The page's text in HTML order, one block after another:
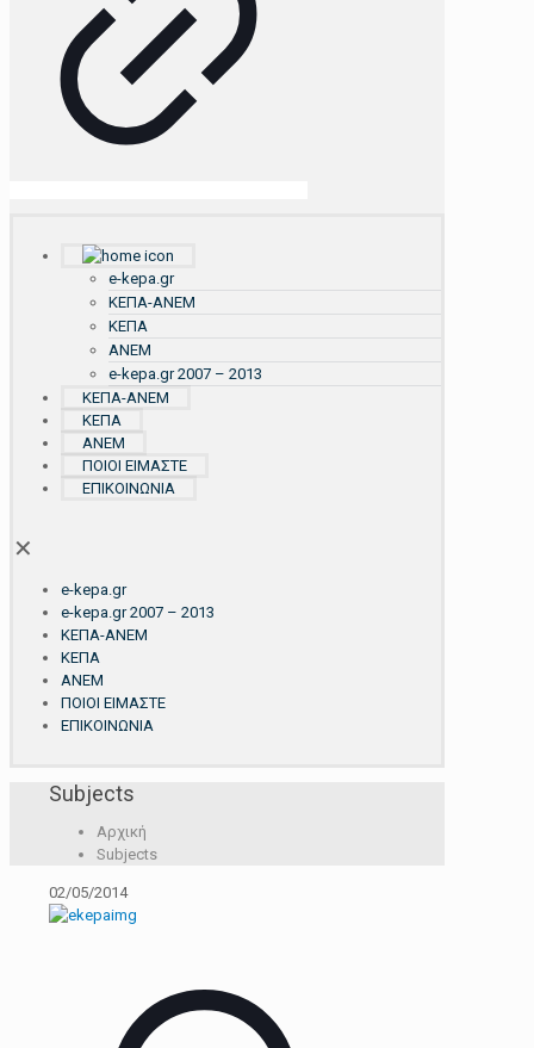
e-kepa.gr
ΚΕΠΑ-ΑΝΕΜ
ΚΕΠΑ
ΑΝΕΜ
e-kepa.gr 2007 – 2013
ΚΕΠΑ-ΑΝΕΜ
ΚΕΠΑ
ΑΝΕΜ
ΠΟΙΟΙ ΕΙΜΑΣΤΕ
ΕΠΙΚΟΙΝΩΝΙΑ
✕
e-kepa.gr
e-kepa.gr 2007 – 2013
ΚΕΠΑ-ΑΝΕΜ
ΚΕΠΑ
ΑΝΕΜ
ΠΟΙΟΙ ΕΙΜΑΣΤΕ
ΕΠΙΚΟΙΝΩΝΙΑ
Subjects
Αρχική
Subjects
02/05/2014